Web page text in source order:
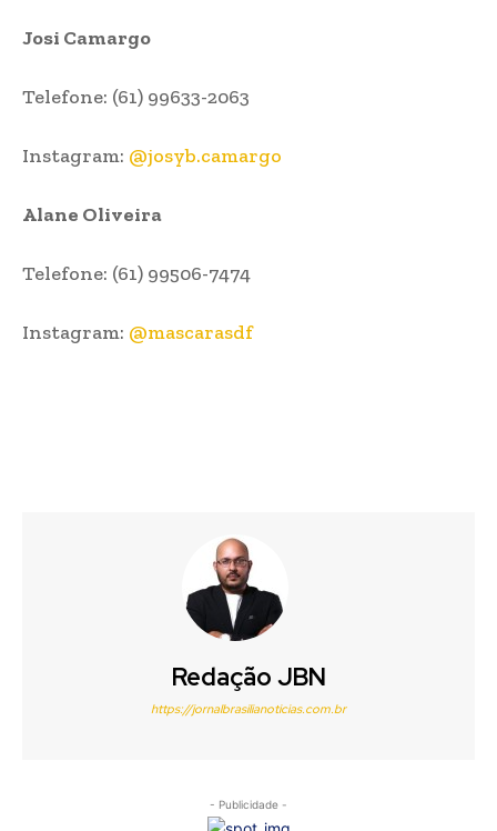
Josi Camargo
Telefone: (61) 99633-2063
Instagram: @josyb.camargo
Alane Oliveira
Telefone: (61) 99506-7474
Instagram: @mascarasdf
Redação JBN
https://jornalbrasilianoticias.com.br
- Publicidade -